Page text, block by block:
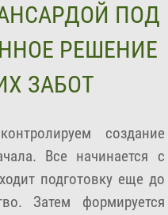
ПОД
РЕШЕНИЕ
ЗАБОТ
создание
Все начинается с
подготовку еще до
Затем формируется